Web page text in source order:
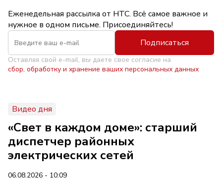
Еженедельная рассылка от НТС. Всё самое важное и
нужное в одном письме. Присоединяйтесь!
Подписаться
Оставляя свой e-mail, вы даете свое согласие на
сбор, обработку и хранение ваших персональных данных
Видео дня
«Свет в каждом доме»: старший
диспетчер районных
электрических сетей
06.08.2026 - 10:09